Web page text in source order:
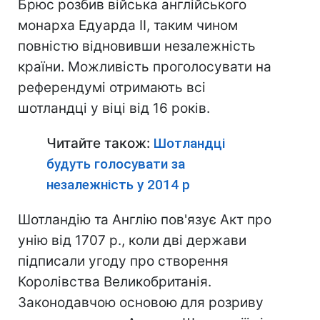
Брюс розбив війська англійського
монарха Едуарда II, таким чином
повністю відновивши незалежність
країни. Можливість проголосувати на
референдумі отримають всі
шотландці у віці від 16 років.
Читайте також: Шотландці
будуть голосувати за
незалежність у 2014 р
Шотландію та Англію пов'язує Акт про
унію від 1707 р., коли дві держави
підписали угоду про створення
Королівства Великобританія.
Законодавчою основою для розриву